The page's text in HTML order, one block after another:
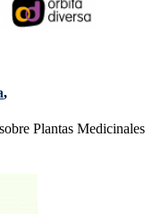
,
Plantas Medicinales